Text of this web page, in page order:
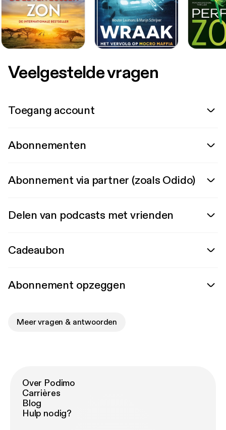
Veelgestelde vragen
Toegang account
Abonnementen
Abonnement via partner (zoals Odido)
Delen van podcasts met vrienden
Cadeaubon
Abonnement opzeggen
Meer vragen & antwoorden
Over Podimo
Carrières
Blog
Hulp nodig?